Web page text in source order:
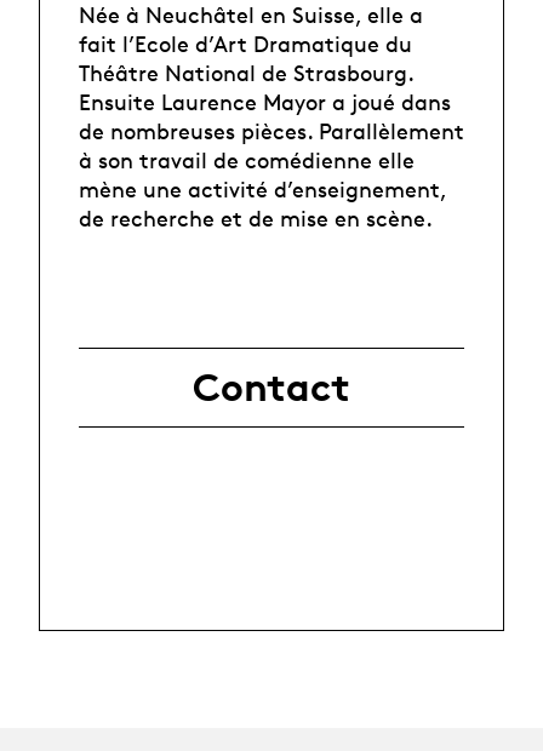
Née à Neuchâtel en Suisse, elle a
fait l’Ecole d’Art Dramatique du
Théâtre National de Strasbourg.
Ensuite Laurence Mayor a joué dans
de nombreuses pièces. Parallèlement
à son travail de comédienne elle
mène une activité d’enseignement,
de recherche et de mise en scène.
Contact